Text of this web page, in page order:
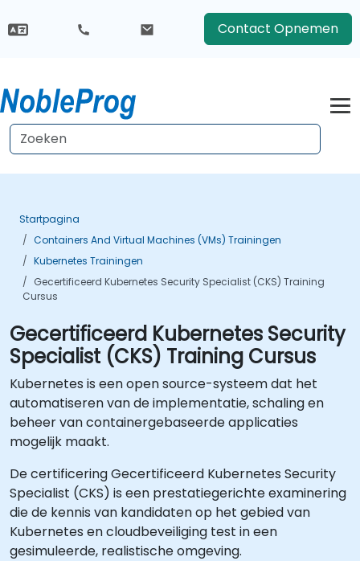
Contact Opnemen
Startpagina
Containers And Virtual Machines (VMs) Trainingen
Kubernetes Trainingen
Gecertificeerd Kubernetes Security Specialist (CKS) Training
Cursus
Gecertificeerd Kubernetes Security
Specialist (CKS) Training Cursus
Kubernetes is een open source-systeem dat het
automatiseren van de implementatie, schaling en
beheer van containergebaseerde applicaties
mogelijk maakt.
De certificering Gecertificeerd Kubernetes Security
Specialist (CKS) is een prestatiegerichte examinering
die de kennis van kandidaten op het gebied van
Kubernetes en cloudbeveiliging test in een
gesimuleerde, realistische omgeving.